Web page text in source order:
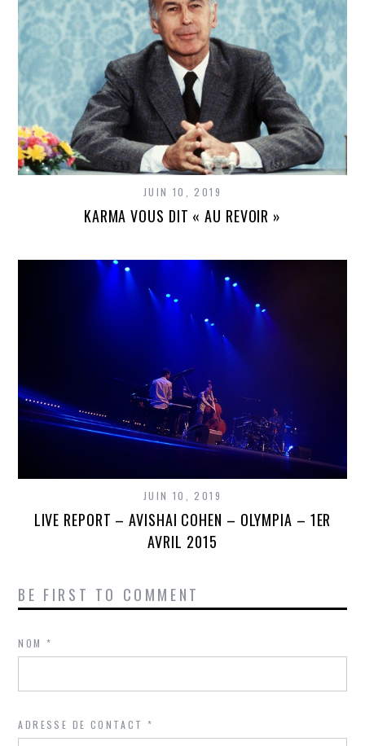
JUIN 10, 2019
KARMA VOUS DIT « AU REVOIR »
JUIN 10, 2019
LIVE REPORT – AVISHAI COHEN – OLYMPIA – 1ER
AVRIL 2015
BE FIRST TO COMMENT
NOM*
ADRESSE DE CONTACT*